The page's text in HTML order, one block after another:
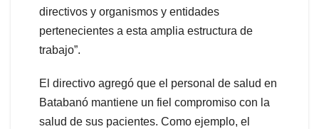
directivos y organismos y entidades
pertenecientes a esta amplia estructura de
trabajo”.
El directivo agregó que el personal de salud en
Batabanó mantiene un fiel compromiso con la
salud de sus pacientes. Como ejemplo, el